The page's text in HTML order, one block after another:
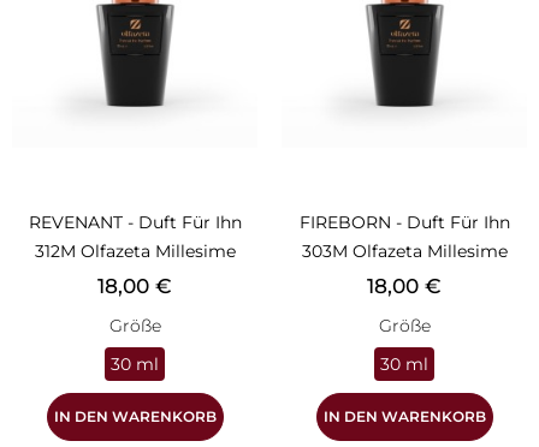
REVENANT - Duft Für Ihn
312M Olfazeta Millesime
Preis
18,00 €
Größe
30 ml
IN DEN WARENKORB
FIREBORN - Duft Für Ihn
303M Olfazeta Millesime
Preis
18,00 €
Größe
30 ml
IN DEN WARENKORB